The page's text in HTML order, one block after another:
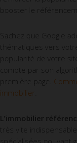
booster le
Sachez que Google
thématiques vers
popularité de votre
compte par son
première page.
immobilier
L’immobilier
très vite
spécialisées pouvant